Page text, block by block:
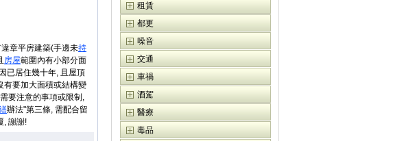
章平房建築(手邊未持
房屋範圍內有小部分面
已居住幾十年, 且屋頂
有要加大面積或結構變
要注意的事項或限制,
辦法"第三條, 需配合留
, 謝謝!
租賃
都更
噪音
交通
車禍
酒駕
醫療
毒品